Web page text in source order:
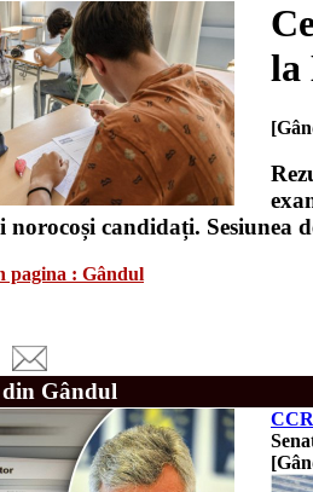
la
norocoși candidați. Sesiunea
pagina : Gândul
Gândul